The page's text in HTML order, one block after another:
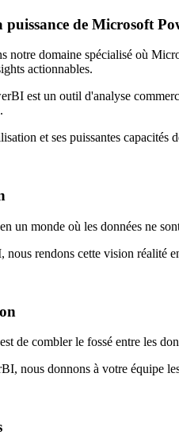
de Microsoft
notre domaine spécialisé où
actionnables.
est un outil d'analyse
et ses puissantes capacités
un monde où les données ne
rendons cette vision réalité
de combler le fossé entre les
nous donnons à votre équipe